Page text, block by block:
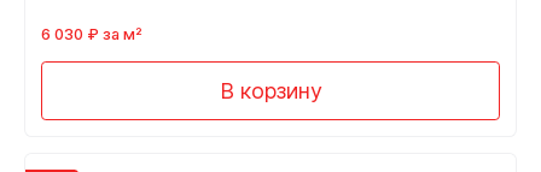
6 030 ₽ за м²
В корзину